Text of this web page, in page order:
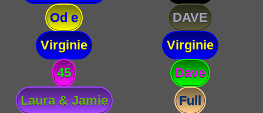
Od e
DAVE
Virginie
Virginie
45
Dave
Laura & Jamie
Full